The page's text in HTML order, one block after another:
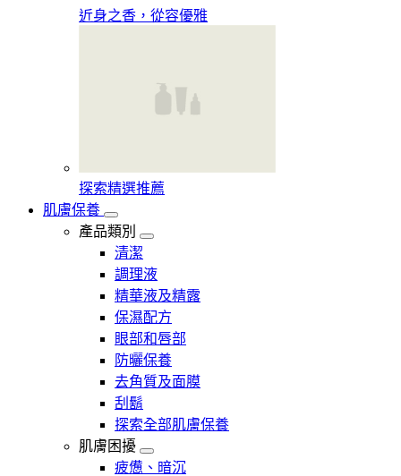
近身之香，從容優雅
探索精選推薦
肌膚保養
產品類別
清潔
調理液
精華液及精露
保濕配方
眼部和唇部
防曬保養
去角質及面膜
刮鬍
探索全部肌膚保養
肌膚困擾
疲憊、暗沉